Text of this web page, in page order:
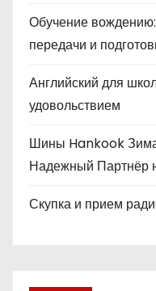
Обучение вождению:
передачи и
Английский для
удовольствием
Шины Hankook
Надежный Партнёр
Скупка и прием